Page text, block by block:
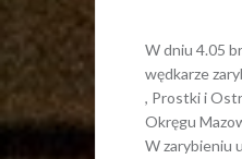
W dniu 4.05
wędkarze
, Prostki i
Okręgu
W zarybieniu